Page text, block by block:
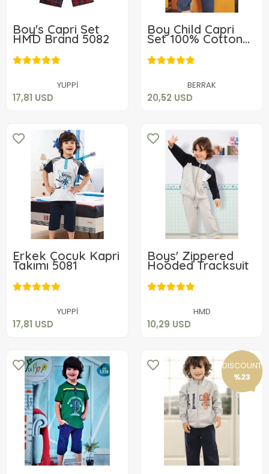
Boy's Capri Set
HMD Brand 5082
YUPPİ
17,81 USD
17,81 USD
Add to cart
Boy Child Capri
Set 100% Cotton
5333
BERRAK
20,52 USD
20,52 USD
Erkek Çocuk Kapri
Takımı 5081
YUPPİ
17,81 USD
17,81 USD
Add to cart
Boys' Zippered
Hooded Tracksuit
HMD
10,29 USD
10,29 USD
DISCOUNT
%23